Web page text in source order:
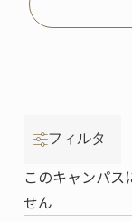
フィルタ
このキャンパス
せん